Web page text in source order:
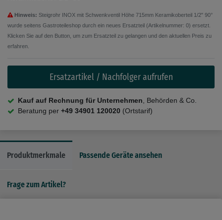
Hinweis: Steigrohr INOX mit Schwenkventil Höhe 715mm Keramikoberteil 1/2" 90°
wurde seitens Gastroteileshop durch ein neues Ersatzteil (Artikelnummer: 0) ersetzt.
Klicken Sie auf den Button, um zum Ersatzteil zu gelangen und den aktuellen Preis zu
erfahren.
Ersatzartikel / Nachfolger aufrufen
Kauf auf Rechnung für Unternehmen , Behörden & Co.
Beratung per +49 34901 120020 (Ortstarif)
Produktmerkmale Passende Geräte ansehen
Frage zum Artikel?